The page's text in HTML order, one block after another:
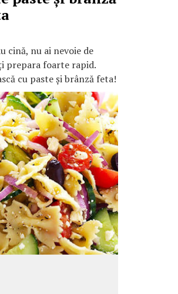
cină, nu ai nevoie de
prepara foarte rapid.
cu paste și brânză feta!